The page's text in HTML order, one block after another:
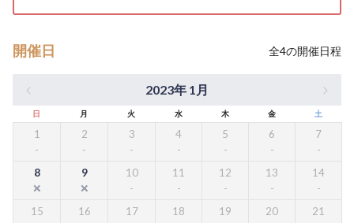
開催日 全4の開催日程
2023年 1月
日 月 火 水 木 金 土
1 2 3 4 5 6 7
8 9 10 11 12 13 14
15 16 17 18 19 20 21